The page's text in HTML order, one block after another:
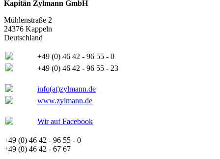
Kapitän Zylmann GmbH
Mühlenstraße 2
24376 Kappeln
Deutschland
+49 (0) 46 42 - 96 55 - 0
+49 (0) 46 42 - 96 55 - 23
info(at)zylmann.de
www.zylmann.de
Wir auf Facebook
+49 (0) 46 42 - 96 55 - 0
+49 (0) 46 42 - 67 67